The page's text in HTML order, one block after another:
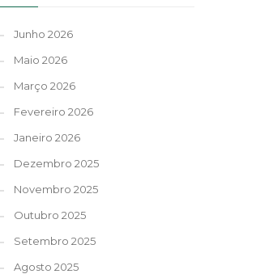
Junho 2026
Maio 2026
Março 2026
Fevereiro 2026
Janeiro 2026
Dezembro 2025
Novembro 2025
Outubro 2025
Setembro 2025
Agosto 2025